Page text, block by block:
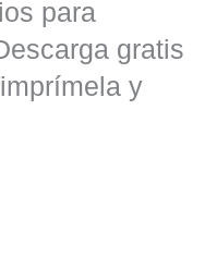
para
gratis
y